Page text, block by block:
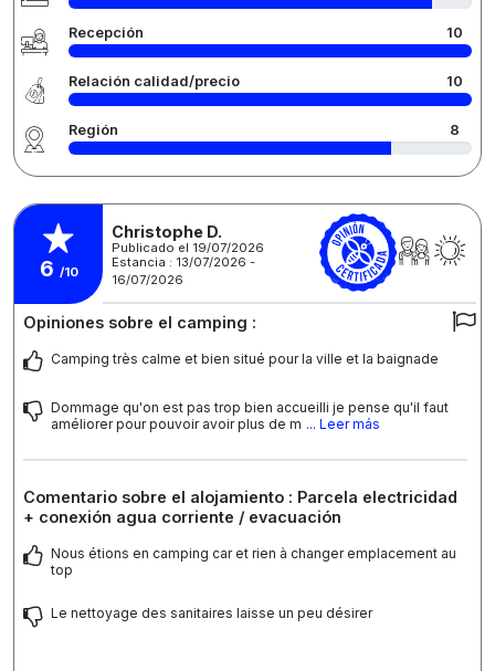
Recepción 10
Relación calidad/precio 10
Región 8
6 /10
Christophe D.
Publicado el 19/07/2026
Estancia : 13/07/2026 -
16/07/2026
Opiniones sobre el camping :
Camping très calme et bien situé pour la ville et la baignade
Dommage qu'on est pas trop bien accueilli je pense qu'il faut
améliorer pour pouvoir avoir plus de m ... Leer más
Comentario sobre el alojamiento : Parcela electricidad
+ conexión agua corriente / evacuación
Nous étions en camping car et rien à changer emplacement au
top
Le nettoyage des sanitaires laisse un peu désirer